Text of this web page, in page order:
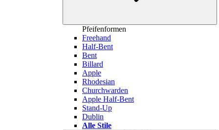
Pfeifenformen
Freehand
Half-Bent
Bent
Billard
Apple
Rhodesian
Churchwarden
Apple Half-Bent
Stand-Up
Dublin
Alle Stile